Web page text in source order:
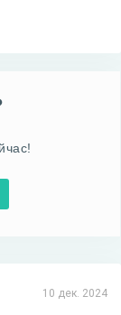
10 дек. 2024